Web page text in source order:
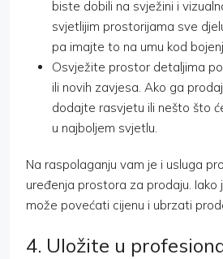
biste dobili na svježini i
svjetlijim prostorijama sve
pa imajte to na umu kod
Osvježite prostor detaljima
ili novih zavjesa. Ako ga
dodajte rasvjetu ili nešto što
u najboljem svjetlu.
Na raspolaganju vam je i usluga
uređenja prostora za prodaju.
može povećati cijenu i ubrzati
4. Uložite u